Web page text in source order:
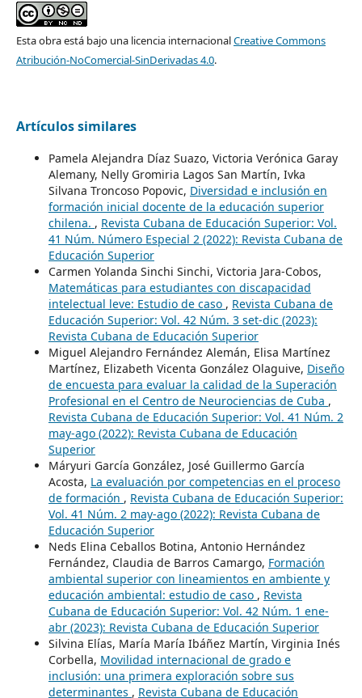
Esta obra está bajo una licencia internacionalCreative Commons
Atribución-NoComercial-SinDerivadas 4.0.
Artículos similares
Pamela Alejandra Díaz Suazo, Victoria Verónica Garay
Alemany, Nelly Gromiria Lagos San Martín, Ivka
Silvana Troncoso Popovic, Diversidad e inclusión en
formación inicial docente de la educación superior
chilena. , Revista Cubana de Educación Superior: Vol.
41 Núm. Número Especial 2 (2022): Revista Cubana de
Educación Superior
Carmen Yolanda Sinchi Sinchi, Victoria Jara-Cobos,
Matemáticas para estudiantes con discapacidad
intelectual leve: Estudio de caso , Revista Cubana de
Educación Superior: Vol. 42 Núm. 3 set-dic (2023):
Revista Cubana de Educación Superior
Miguel Alejandro Fernández Alemán, Elisa Martínez
Martínez, Elizabeth Vicenta González Olaguive, Diseño
de encuesta para evaluar la calidad de la Superación
Profesional en el Centro de Neurociencias de Cuba ,
Revista Cubana de Educación Superior: Vol. 41 Núm. 2
may-ago (2022): Revista Cubana de Educación
Superior
Máryuri García González, José Guillermo García
Acosta, La evaluación por competencias en el proceso
de formación , Revista Cubana de Educación Superior:
Vol. 41 Núm. 2 may-ago (2022): Revista Cubana de
Educación Superior
Neds Elina Ceballos Botina, Antonio Hernández
Fernández, Claudia de Barros Camargo, Formación
ambiental superior con lineamientos en ambiente y
educación ambiental: estudio de caso , Revista
Cubana de Educación Superior: Vol. 42 Núm. 1 ene-
abr (2023): Revista Cubana de Educación Superior
Silvina Elías, María María Ibáñez Martín, Virginia Inés
Corbella, Movilidad internacional de grado e
inclusión: una primera exploración sobre sus
determinantes , Revista Cubana de Educación